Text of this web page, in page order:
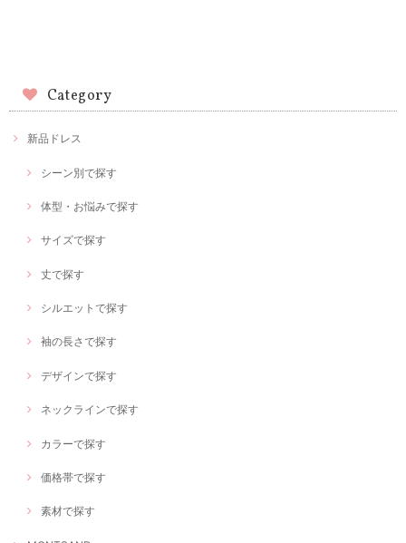
Category
新品ドレス
シーン別で探す
体型・お悩みで探す
サイズで探す
丈で探す
シルエットで探す
袖の長さで探す
デザインで探す
ネックラインで探す
カラーで探す
価格帯で探す
素材で探す